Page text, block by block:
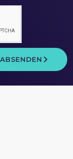
ABSENDEN